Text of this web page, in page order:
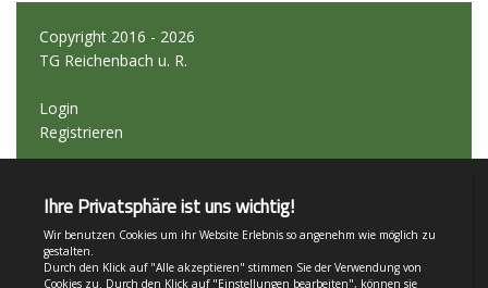
Copyright 2016 - 2026
TG Reichenbach u. R.
Login
Registrieren
Teamsports 2
Dein Sportverein online